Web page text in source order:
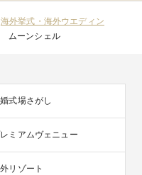
会場数NO.1、日本人ヘ
も自信あり！
シャはムーンシェルオ
海外挙式・海外ウエディン
ムーンシェル
式場さがし
ミアムヴェニュー
リゾート